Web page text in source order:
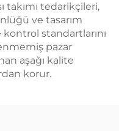
takımı tedarikçileri,
ve tasarım
kontrol standartlarını
pazar
aşağı kalite
korur.